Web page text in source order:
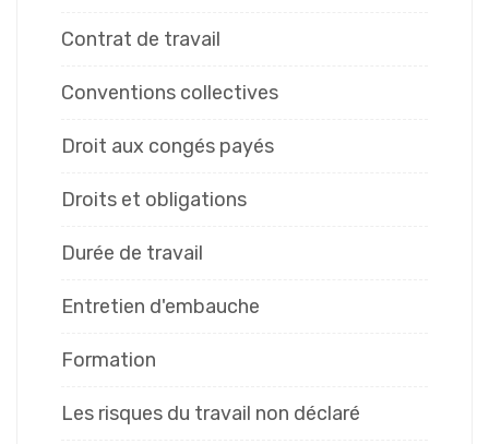
Contrat de travail
Conventions collectives
Droit aux congés payés
Droits et obligations
Durée de travail
Entretien d'embauche
Formation
Les risques du travail non déclaré